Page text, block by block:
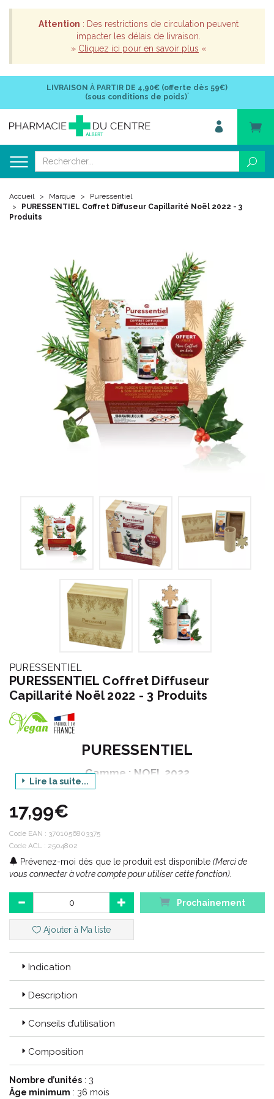
Attention : Des restrictions de circulation peuvent
impacter les délais de livraison.
» Cliquez ici pour en savoir plus «
LIVRAISON À PARTIR DE 4,90€ (offerte dès 59€)
(sous conditions de poids)*
Accueil Marque
Puressentiel
PURESSENTIEL Coffret Diffuseur Capillarité Noël 2022 - 3
Produits
PURESSENTIEL
PURESSENTIEL Coffret Diffuseur
Capillarité Noël 2022 - 3 Produits
PURESSENTIEL
Gamme : NOEL 2022
Produit : COFFRET DIFFUSEUR CAPILLARITE - 3
Conditionnement : coffret + 1 flacon 10 ml + 1
diffuseur + 1 flocon
Ce coffret en bois contient :
1 complexe de diffusion Cocooning 10 ml.
1 diffuseur.
1 flocon.
Offert : le coffret en bois.
Code EAN : 3701056803375
Lire la suite...
17,99€
Code EAN : 3701056803375
Code ACL : 2504802
Prévenez-moi dès que le produit est disponible (Merci de
vous connecter à votre compte pour utiliser cette fonction).
Prochainement
Ajouter à Ma liste
Indication
Description
Conseils d’utilisation
Composition
Nombre d’unités : 3
Âge minimum : 36 mois